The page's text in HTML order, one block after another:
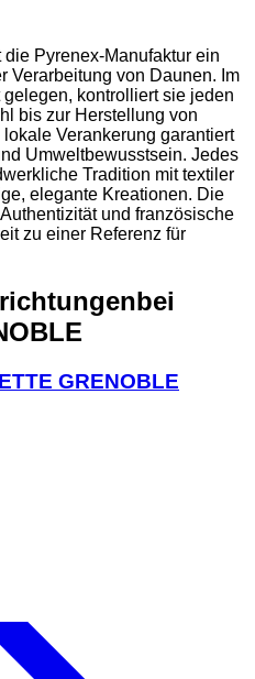
Pyrenex-Manufaktur ein
Verarbeitung von Daunen. Im
kontrolliert sie jeden
bis zur Herstellung von
Verankerung garantiert
Umweltbewusstsein. Jedes
Tradition mit textiler
elegante Kreationen. Die
und französische
zu einer Referenz für
bei
GRENOBLE